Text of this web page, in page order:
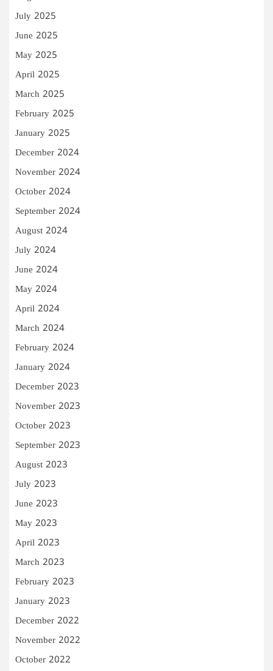
July 2025
June 2025
May 2025
April 2025
March 2025
February 2025
January 2025
December 2024
November 2024
October 2024
September 2024
August 2024
July 2024
June 2024
May 2024
April 2024
March 2024
February 2024
January 2024
December 2023
November 2023
October 2023
September 2023
August 2023
July 2023
June 2023
May 2023
April 2023
March 2023
February 2023
January 2023
December 2022
November 2022
October 2022